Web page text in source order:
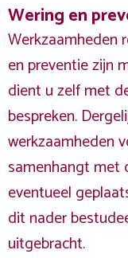
Wering en
Werkzaamheden
en preventie zijn
dient u zelf met
bespreken.
werkzaamheden
samenhangt met
eventueel
dit nader
uitgebracht.